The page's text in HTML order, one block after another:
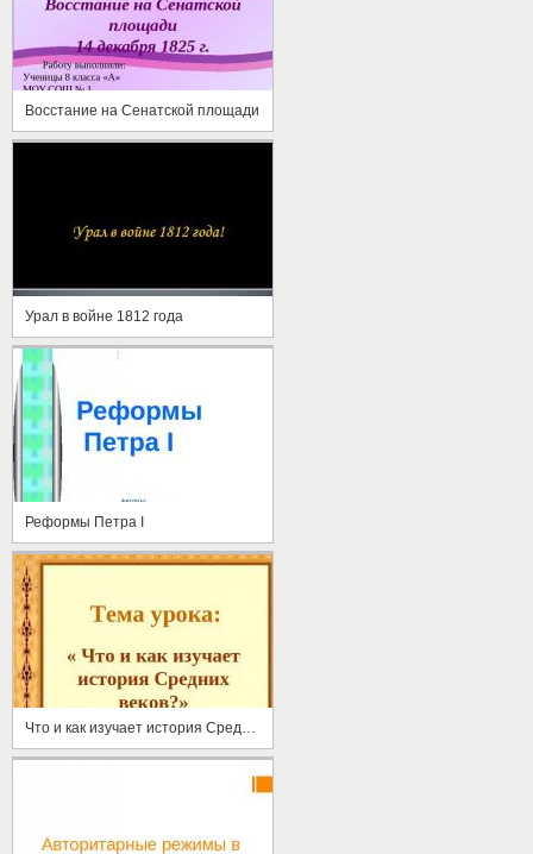
Восстание на Сенатской площади
Урал в войне 1812 года
Реформы Петра I